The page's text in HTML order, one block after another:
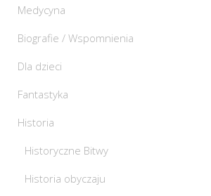
Medycyna
Biografie / Wspomnienia
Dla dzieci
Fantastyka
Historia
Historyczne Bitwy
Historia obyczaju